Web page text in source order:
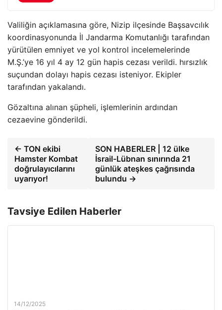
Valiliğin açıklamasına göre, Nizip ilçesinde Başsavcılık
koordinasyonunda İl Jandarma Komutanlığı tarafından
yürütülen emniyet ve yol kontrol incelemelerinde
M.Ş.’ye 16 yıl 4 ay 12 gün hapis cezası verildi. hırsızlık
suçundan dolayı hapis cezası isteniyor. Ekipler
tarafından yakalandı.
Gözaltına alınan şüpheli, işlemlerinin ardından
cezaevine gönderildi.
← TON ekibi
Hamster Kombat
doğrulayıcılarını
uyarıyor!
SON HABERLER | 12 ülke
İsrail-Lübnan sınırında 21
günlük ateşkes çağrısında
bulundu →
Tavsiye Edilen Haberler
14/12/2025